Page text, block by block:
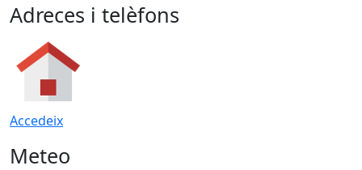
Adreces i telèfons
Accedeix
Meteo